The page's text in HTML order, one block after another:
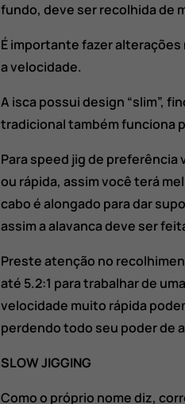
fundo, deve ser recolhida de
É importante fazer
a velocidade.
A isca possui design “slim”,
tradicional também funciona
Para speed jig de
ou rápida, assim você terá
cabo é alongado para dar
assim a alavanca deve ser
Preste atenção no
até 5.2:1 para trabalhar de
velocidade muito rápida
perdendo todo seu poder de
SLOW JIGGING
Como o próprio nome diz,